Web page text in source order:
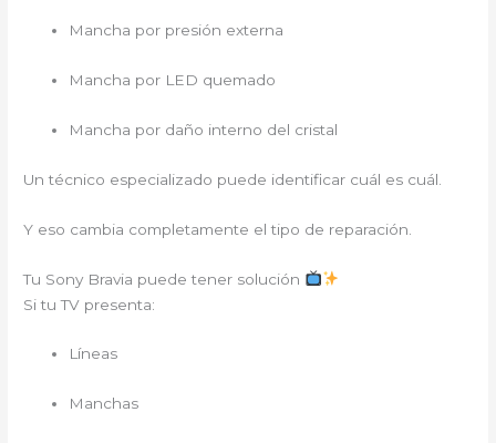
Mancha por presión externa
Mancha por LED quemado
Mancha por daño interno del cristal
Un técnico especializado puede identificar cuál es cuál.
Y eso cambia completamente el tipo de reparación.
Tu Sony Bravia puede tener solución
Si tu TV presenta:
Líneas
Manchas